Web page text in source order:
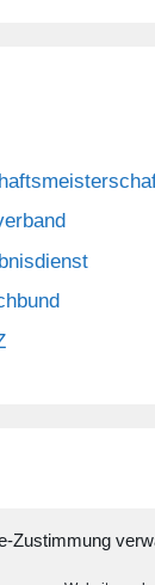
Zustimmung